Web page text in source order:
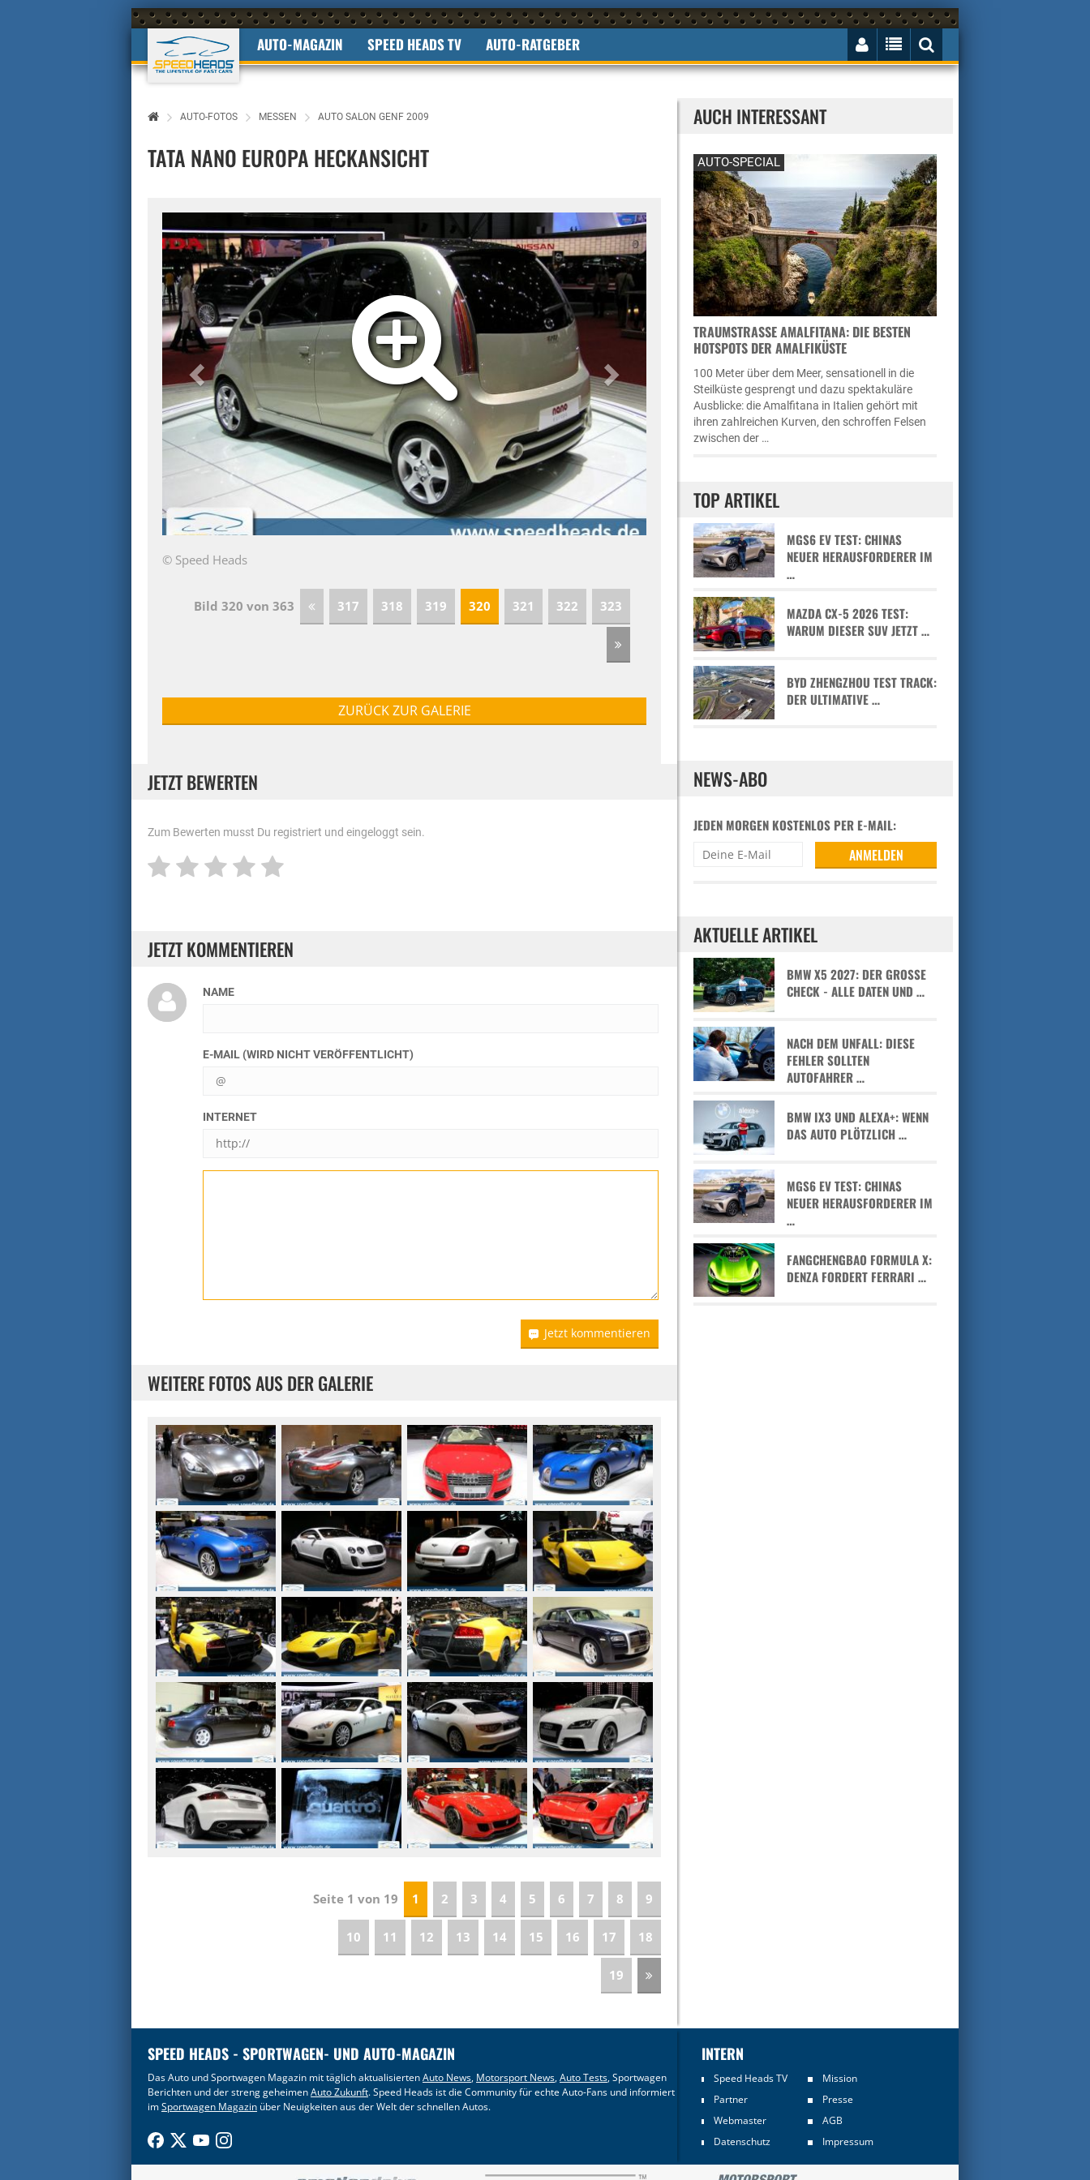
AUTO-MAGAZIN SPEED HEADS TV AUTO-RATGEBER
AUTO-FOTOS MESSEN AUTO SALON GENF 2009
TATA NANO EUROPA HECKANSICHT
© Speed Heads
Bild 320 von 363 317 318 319 320 321 322 323
ZURÜCK ZUR GALERIE
JETZT BEWERTEN
Zum Bewerten musst Du registriert und eingeloggt sein.
JETZT KOMMENTIEREN
NAME
E-MAIL (WIRD NICHT VERÖFFENTLICHT)
INTERNET
Jetzt kommentieren
WEITERE FOTOS AUS DER GALERIE
Seite 1 von 19 1 2 3 4 5 6 7 8 9
10 11 12 13 14 15 16 17 18
19
AUCH INTERESSANT
AUTO-SPECIAL
TRAUMSTRASSE AMALFITANA: DIE BESTEN H
OTSPOTS DER AMALFIKÜSTE
100 Meter über dem Meer, sensationell in die
Steilküste gesprengt und dazu spektakuläre
Ausblicke: die Amalfitana in Italien gehört mit
ihren zahlreichen Kurven, den schroffen Felsen
zwischen der …
TOP ARTIKEL
MGS6 EV TEST: CHINAS
NEUER HERAUSFORDERER IM
…
MAZDA CX-5 2026 TEST:
WARUM DIESER SUV JETZT …
BYD ZHENGZHOU TEST TRACK:
DER ULTIMATIVE …
NEWS-ABO
JEDEN MORGEN KOSTENLOS PER E-MAIL:
AKTUELLE ARTIKEL
BMW X5 2027: DER GROSSE C
HECK - ALLE DATEN UND …
NACH DEM UNFALL: DIESE
FEHLER SOLLTEN
AUTOFAHRER …
BMW IX3 UND ALEXA+: WENN
DAS AUTO PLÖTZLICH …
MGS6 EV TEST: CHINAS
NEUER HERAUSFORDERER IM
…
FANGCHENGBAO FORMULA X:
DENZA FORDERT FERRARI …
SPEED HEADS - SPORTWAGEN- UND AUTO-MAGAZIN
Das Auto und Sportwagen Magazin mit täglich aktualisiertenAuto News, Motorsport News,Auto Tests, Sportwagen
Berichten und der streng geheimenAuto Zukunft. Speed Heads ist die Community für echte Auto-Fans und informiert
imSportwagen Magazin über Neuigkeiten aus der Welt der schnellen Autos.
INTERN
Speed Heads TV
Mission
Partner
Presse
Webmaster
AGB
Datenschutz
Impressum